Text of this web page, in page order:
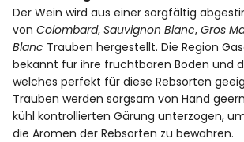
Der Wein wird aus einer sorgfältig
von Colombard, Sauvignon Blanc, Gros
Blanc Trauben hergestellt. Die Region
bekannt für ihre fruchtbaren Böden und
welches perfekt für diese Rebsorten
Trauben werden sorgsam von Hand
kühl kontrollierten Gärung unterzogen,
die Aromen der Rebsorten zu bewahren.